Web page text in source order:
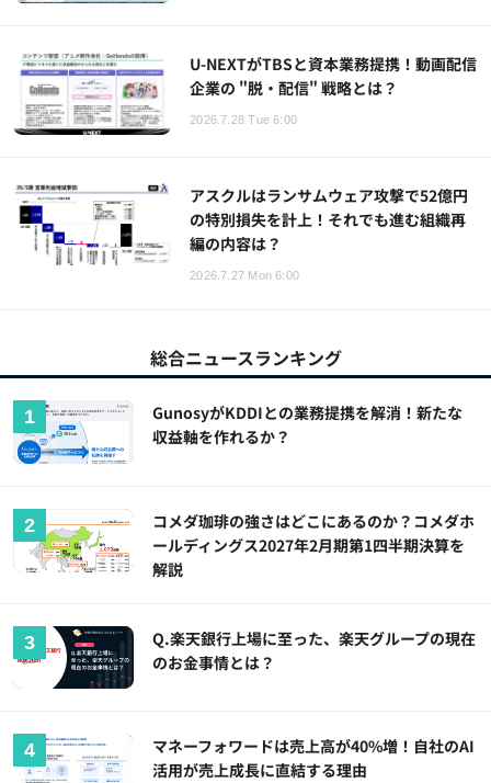
U-NEXTがTBSと資本業務提携！動画配信
企業の "脱・配信" 戦略とは？
2026.7.28 Tue 6:00
アスクルはランサムウェア攻撃で52億円
の特別損失を計上！それでも進む組織再
編の内容は？
2026.7.27 Mon 6:00
総合ニュースランキング
GunosyがKDDIとの業務提携を解消！新たな
収益軸を作れるか？
コメダ珈琲の強さはどこにあるのか？コメダホ
ールディングス2027年2月期第1四半期決算を
解説
Q.楽天銀行上場に至った、楽天グループの現在
のお金事情とは？
マネーフォワードは売上高が40%増！自社のAI
活用が売上成長に直結する理由